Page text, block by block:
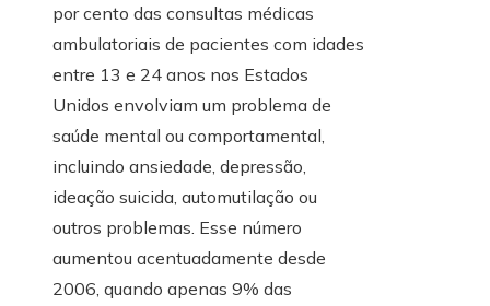
por cento das consultas médicas
ambulatoriais de pacientes com idades
entre 13 e 24 anos nos Estados
Unidos envolviam um problema de
saúde mental ou comportamental,
incluindo ansiedade, depressão,
ideação suicida, automutilação ou
outros problemas. Esse número
aumentou acentuadamente desde
2006, quando apenas 9% das